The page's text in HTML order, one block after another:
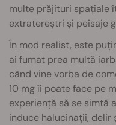
multe prăjituri spațiale
extratereștri și peisaje
În mod realist, este
ai fumat prea multă
când vine vorba de
10 mg îi poate face pe
experiență să se simtă
induce halucinații, delir